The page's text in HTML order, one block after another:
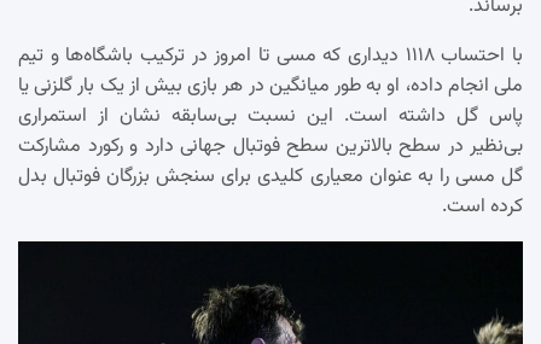
برساند.
با احتساب ۱۱۱۸ دیداری که مسی تا امروز در ترکیب باشگاه‌ها و تیم
ملی انجام داده، او به طور میانگین در هر بازی بیش از یک بار گلزنی یا
پاس گل داشته است. این نسبت بی‌سابقه نشان از استمراری
بی‌نظیر در سطح بالاترین سطح فوتبال جهانی دارد و رکورد مشارکت
گل مسی را به عنوان معیاری کلیدی برای سنجش بزرگان فوتبال بدل
کرده است.